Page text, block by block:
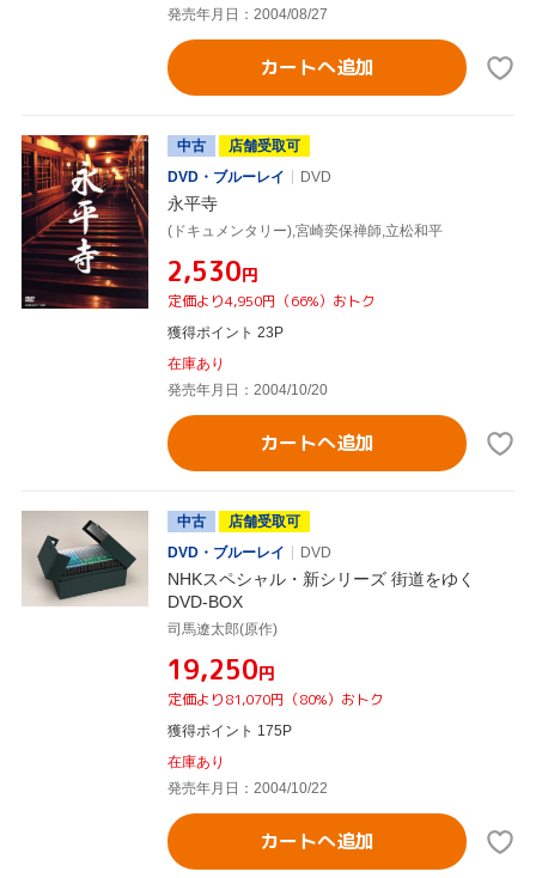
発売年月日：2004/08/27
カートへ追加
中古
店舗受取可
DVD・ブルーレイ
DVD
永平寺
(ドキュメンタリー),宮崎奕保禅師,立松和平
¥2,530円
定価より4,950円（66%）おトク
獲得ポイント 23P
在庫あり
発売年月日：2004/10/20
カートへ追加
中古
店舗受取可
DVD・ブルーレイ
DVD
NHKスペシャル・新シリーズ 街道をゆく
DVD-BOX
司馬遼太郎(原作)
¥19,250円
定価より81,070円（80%）おトク
獲得ポイント 175P
在庫あり
発売年月日：2004/10/22
カートへ追加